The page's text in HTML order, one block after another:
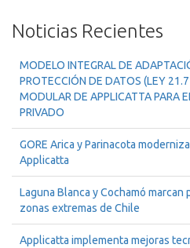
Noticias Recientes
MODELO INTEGRAL DE
PROTECCIÓN DE DATOS (LEY
MODULAR DE APPLICATTA PARA
PRIVADO
GORE Arica y Parinacota
Applicatta
Laguna Blanca y Cochamó
zonas extremas de Chile
Applicatta implementa mejoras